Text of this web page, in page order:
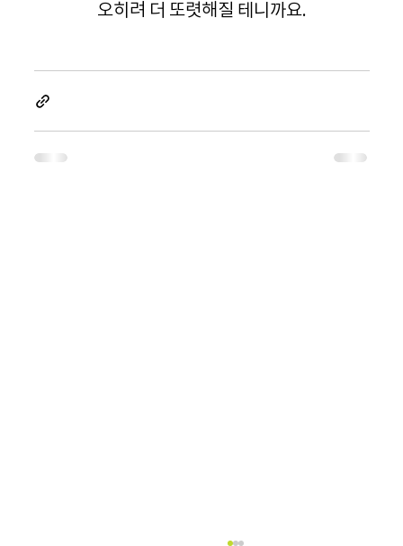
오히려 더 또렷해질 테니까요.